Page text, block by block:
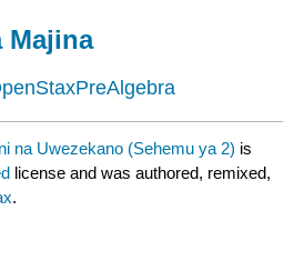
Majina
na Uwezekano (Sehemu ya 2) is
license and was authored, remixed,
.